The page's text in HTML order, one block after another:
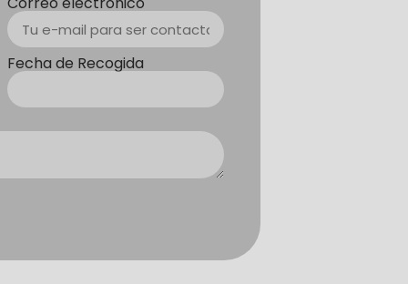
Fecha de Recogida